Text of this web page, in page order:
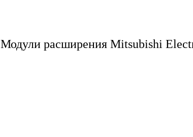
Модули расширения Mitsubishi